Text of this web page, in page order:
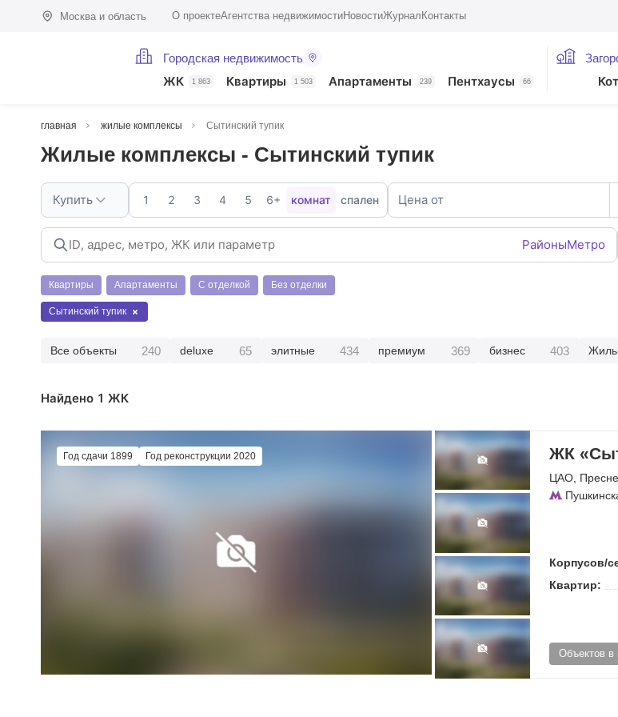
Москва и область О проектеАгентства недвижимостиНовостиЖурнал Контакты
Городская недвижимость
ЖК 1 863 Квартиры 1 503 Апартаменты 239 Пентхаусы 66
главная жилые комплексы Сытинский тупик
Жилые комплексы - Сытинский тупик
Купить 1 2 3 4 5 6+ комнат спален Цена от
РайоныМетро
Квартиры Апартаменты С отделкой Без отделки
Сытинский тупик
Все объекты 240 deluxe 65 элитные 434 премиум 369 бизнес 403
Найдено 1 ЖК
Год сдачи 1899 Год реконструкции 2020 ЖК
ЦАО
Корпусов/
Квартир:
Объектов в